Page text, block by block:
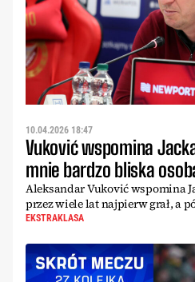
10.04.2026 18:47
Vuković wspomina
mnie bardzo bliska
Aleksandar Vuković wspomina
przez wiele lat najpierw grał, a
EKSTRAKLASA